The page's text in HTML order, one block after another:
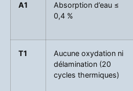
A1
Absorption d’eau ≤
0,4 %
T1
Aucune oxydation ni
délamination (20
cycles thermiques)